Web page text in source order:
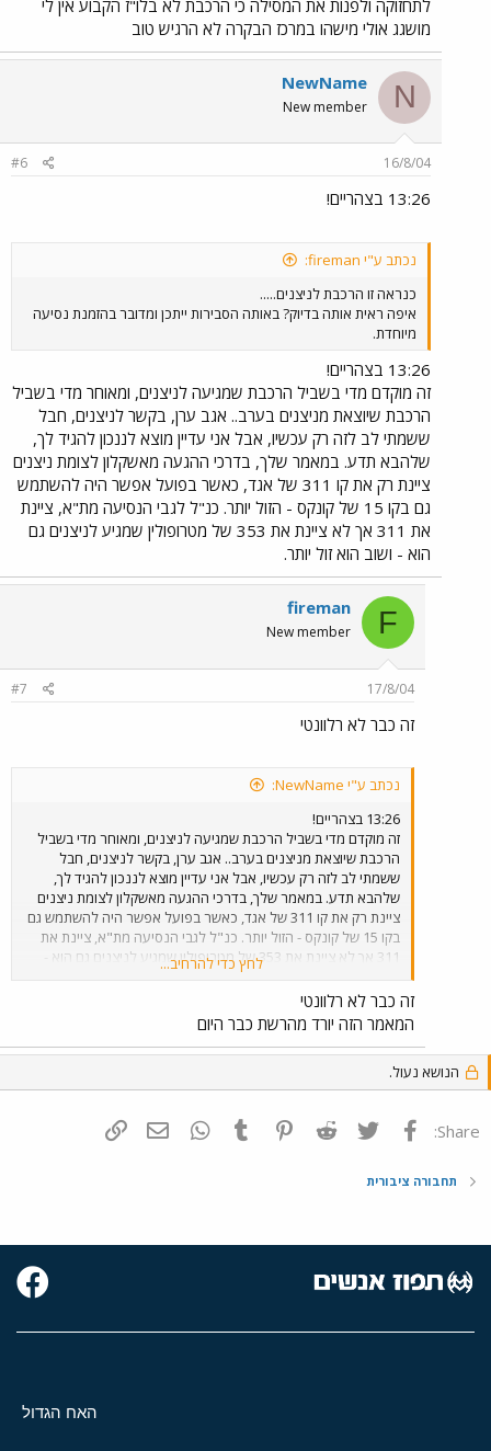
לתחזוקה ולפנות את המסילה כי הרכבת לא בלו"ז הקבוע אין לי
מושגג אולי מישהו במרכז הבקרה לא הרגיש טוב
N
NewName
New member
16/8/04
#6
13:26 בצהריים!
נכתב ע"י fireman:
כנראה זו הרכבת לניצנים.....
איפה ראית אותה בדיוק? באותה הסבירות ייתכן ומדובר בהזמנת נסיעה
מיוחדת.
13:26 בצהריים!
זה מוקדם מדי בשביל הרכבת שמגיעה לניצנים, ומאוחר מדי בשביל
הרכבת שיוצאת מניצנים בערב.. אגב ערן, בקשר לניצנים, חבל
ששמתי לב לזה רק עכשיו, אבל אני עדיין מוצא לננכון להגיד לך,
שלהבא תדע. במאמר שלך, בדרכי ההגעה מאשקלון לצומת ניצנים
ציינת רק את קו 311 של אגד, כאשר בפועל אפשר היה להשתמש
גם בקו 15 של קונקס - הזול יותר. כנ"ל לגבי הנסיעה מת"א, ציינת
את 311 אך לא ציינת את 353 של מטרופולין שמגיע לניצנים גם
הוא - ושוב הוא זול יותר.
F
fireman
New member
17/8/04
#7
זה כבר לא רלוונטי
נכתב ע"י NewName:
13:26 בצהריים!
זה מוקדם מדי בשביל הרכבת שמגיעה לניצנים, ומאוחר מדי בשביל
הרכבת שיוצאת מניצנים בערב.. אגב ערן, בקשר לניצנים, חבל
ששמתי לב לזה רק עכשיו, אבל אני עדיין מוצא לננכון להגיד לך,
שלהבא תדע. במאמר שלך, בדרכי ההגעה מאשקלון לצומת ניצנים
ציינת רק את קו 311 של אגד, כאשר בפועל אפשר היה להשתמש גם
בקו 15 של קונקס - הזול יותר. כנ"ל לגבי הנסיעה מת"א, ציינת את
311 אך לא ציינת את 353 של מטרופולין שמגיע לניצנים גם הוא -
לחץ כדי להרחיב...
זה כבר לא רלוונטי
המאמר הזה יורד מהרשת כבר היום
הנושא נעול.
Share: פייסבוק Twitter
Reddit
Pinterest
Tumblr
WhatsAppדואר אלקטרוני
תחבורה ציבורית
האח הגדול